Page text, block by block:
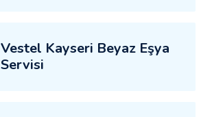
Vestel Kayseri Beyaz Eşya
Servisi